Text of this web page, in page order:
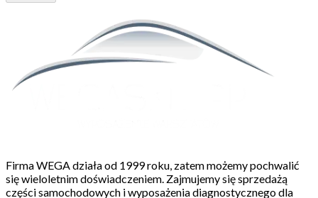
Firma WEGA działa od 1999 roku, zatem możemy pochwalić
się wieloletnim doświadczeniem. Zajmujemy się sprzedażą
części samochodowych i wyposażenia diagnostycznego dla